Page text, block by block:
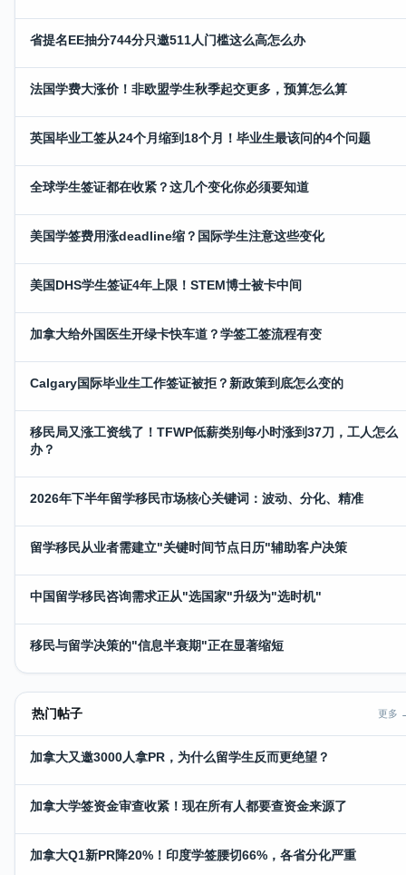
省提名EE抽分744分只邀511人门槛这么高怎么办
法国学费大涨价！非欧盟学生秋季起交更多，预算怎么算
英国毕业工签从24个月缩到18个月！毕业生最该问的4个问题
全球学生签证都在收紧？这几个变化你必须要知道
美国学签费用涨deadline缩？国际学生注意这些变化
美国DHS学生签证4年上限！STEM博士被卡中间
加拿大给外国医生开绿卡快车道？学签工签流程有变
Calgary国际毕业生工作签证被拒？新政策到底怎么变的
移民局又涨工资线了！TFWP低薪类别每小时涨到37刀，工人怎么
办？
2026年下半年留学移民市场核心关键词：波动、分化、精准
留学移民从业者需建立"关键时间节点日历"辅助客户决策
中国留学移民咨询需求正从"选国家"升级为"选时机"
移民与留学决策的"信息半衰期"正在显著缩短
热门帖子 更多
加拿大又邀3000人拿PR，为什么留学生反而更绝望？
加拿大学签资金审查收紧！现在所有人都要查资金来源了
加拿大Q1新PR降20%！印度学签腰切66%，各省分化严重